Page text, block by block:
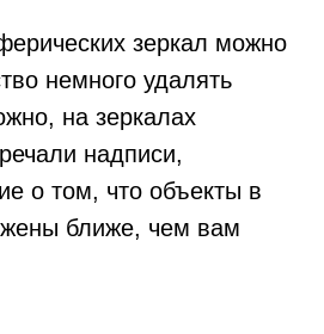
зеркал можно
немного удалять
на зеркалах
надписи,
о том, что объекты в
ближе, чем вам